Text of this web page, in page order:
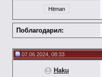
Hitman
Поблагодарил:
07.06.2024, 08:33
Haku